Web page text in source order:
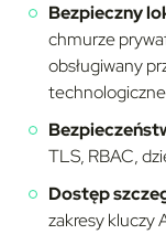
Bezpieczny
chmurze
obsługiwany
TLS, RBAC,
Dostęp
zakresy kluczy